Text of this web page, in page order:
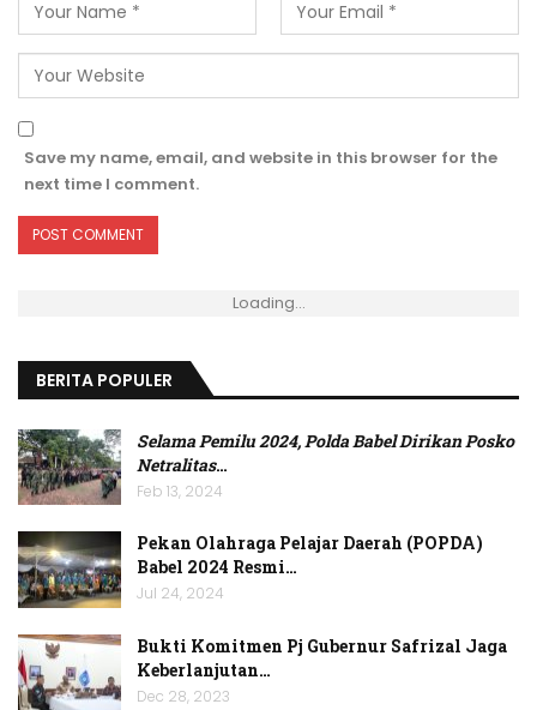
Save my name, email, and website in this browser for the
next time I comment.
Loading...
BERITA POPULER
Selama Pemilu 2024, Polda Babel Dirikan Posko
Netralitas…
Feb 13, 2024
Pekan Olahraga Pelajar Daerah (POPDA)
Babel 2024 Resmi…
Jul 24, 2024
Bukti Komitmen Pj Gubernur Safrizal Jaga
Keberlanjutan…
Dec 28, 2023